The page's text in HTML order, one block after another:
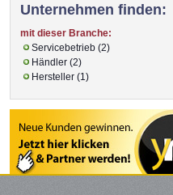
Unternehmen finden:
mit dieser Branche:
Servicebetrieb (2)
Händler (2)
Hersteller (1)